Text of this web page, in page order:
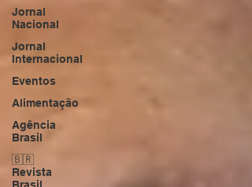
Jornal
Nacional
Jornal
Internacional
Eventos
Alimentação
Agência
Brasil
🇧🇷
Revista